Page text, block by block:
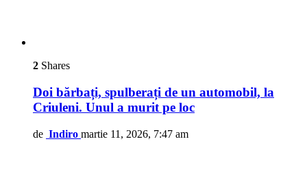
2 Shares
Doi bărbați, spulberați de un automobil, la
Criuleni. Unul a murit pe loc
de Indiro martie 11, 2026, 7:47 am